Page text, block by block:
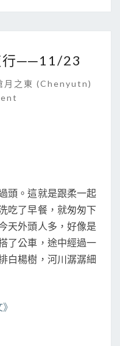
行──11/23
月之東 (chenyutn)
。這就是跟柔一起
吃了早餐，就匆匆下
天外頭人多，好像是
了公車，途中經過一
白楊樹，河川潺潺細